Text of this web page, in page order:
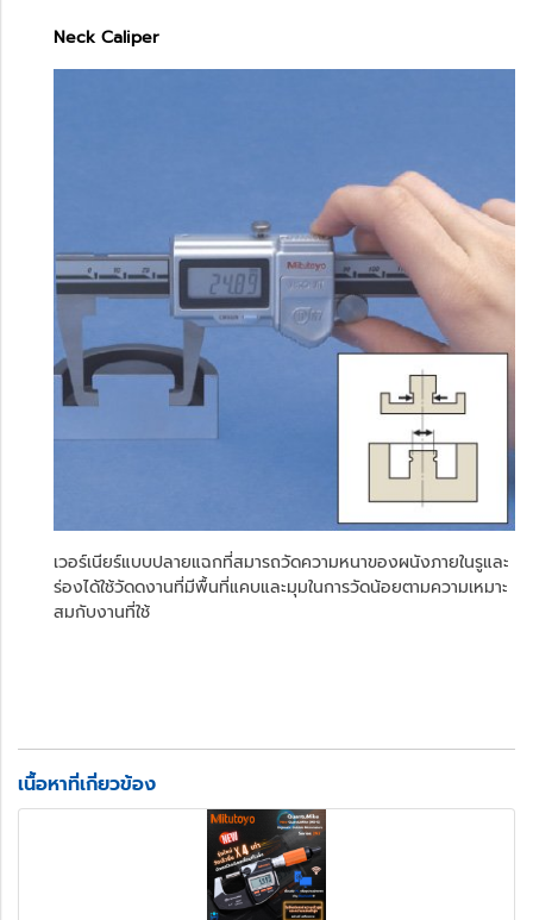
Neck Caliper
เวอร์เนียร์แบบปลายแฉกที่สมารถวัดความหนาของผนังภายในรูและ
ร่องได้ใช้วัดดงานที่มีพื้นที่แคบและมุมในการวัดน้อยตามความเหมาะ
สมกับงานที่ใช้
เนื้อหาที่เกี่ยวข้อง